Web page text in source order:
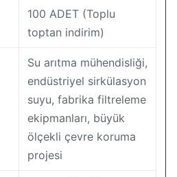
100 ADET (Toplu
toptan indirim)
Su arıtma mühendisliği,
endüstriyel sirkülasyon
suyu, fabrika filtreleme
ekipmanları, büyük
ölçekli çevre koruma
projesi